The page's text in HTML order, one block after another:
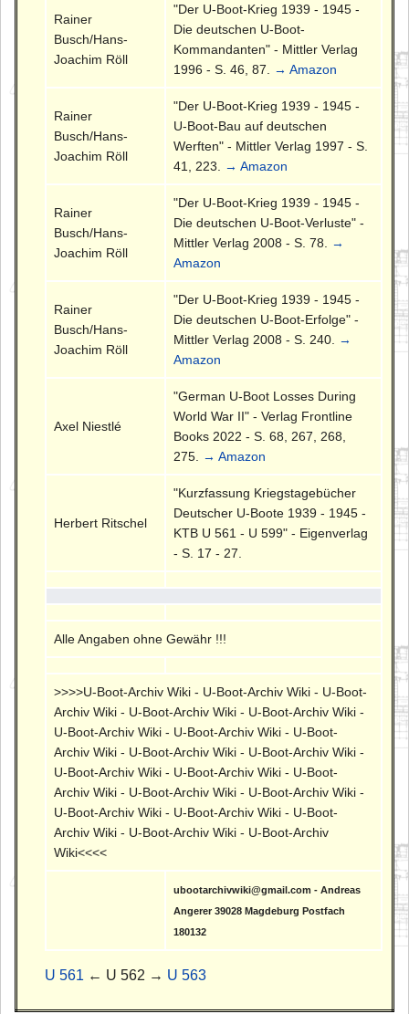
Rainer
Busch/Hans-
Joachim Röll
"Der U-Boot-Krieg 1939 - 1945 -
Die deutschen U-Boot-
Kommandanten" - Mittler Verlag
1996 - S. 46, 87.
→ Amazon
Rainer
Busch/Hans-
Joachim Röll
"Der U-Boot-Krieg 1939 - 1945 -
U-Boot-Bau auf deutschen
Werften" - Mittler Verlag 1997 - S.
41, 223.
→ Amazon
Rainer
Busch/Hans-
Joachim Röll
"Der U-Boot-Krieg 1939 - 1945 -
Die deutschen U-Boot-Verluste" -
Mittler Verlag 2008 - S. 78.
→
Amazon
Rainer
Busch/Hans-
Joachim Röll
"Der U-Boot-Krieg 1939 - 1945 -
Die deutschen U-Boot-Erfolge" -
Mittler Verlag 2008 - S. 240.
→
Amazon
Axel Niestlé
"German U-Boot Losses During
World War II" - Verlag Frontline
Books 2022 - S. 68, 267, 268,
275.
→ Amazon
Herbert Ritschel
"Kurzfassung Kriegstagebücher
Deutscher U-Boote 1939 - 1945 -
KTB U 561 - U 599" - Eigenverlag
- S. 17 - 27.
Alle Angaben ohne Gewähr !!!
>>>>U-Boot-Archiv Wiki - U-Boot-Archiv Wiki - U-Boot-
Archiv Wiki - U-Boot-Archiv Wiki - U-Boot-Archiv Wiki -
U-Boot-Archiv Wiki - U-Boot-Archiv Wiki - U-Boot-
Archiv Wiki - U-Boot-Archiv Wiki - U-Boot-Archiv Wiki -
U-Boot-Archiv Wiki - U-Boot-Archiv Wiki - U-Boot-
Archiv Wiki - U-Boot-Archiv Wiki - U-Boot-Archiv Wiki -
U-Boot-Archiv Wiki - U-Boot-Archiv Wiki - U-Boot-
Archiv Wiki - U-Boot-Archiv Wiki - U-Boot-Archiv
Wiki<<<<
ubootarchivwiki@gmail.com - Andreas
Angerer 39028 Magdeburg Postfach
180132
U 561 ← U 562 → U 563